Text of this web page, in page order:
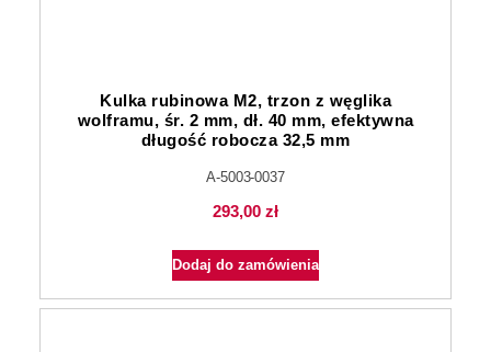
Kulka rubinowa M2, trzon z węglika
wolframu, śr. 2 mm, dł. 40 mm, efektywna
długość robocza 32,5 mm
A-5003-0037
293,00 zł
Dodaj do zamówienia